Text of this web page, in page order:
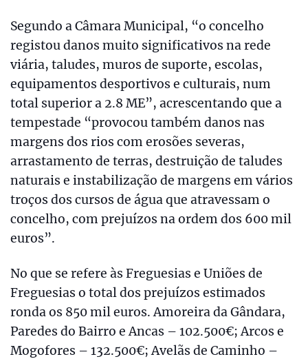
Segundo a Câmara Municipal, “o concelho
registou danos muito significativos na rede
viária, taludes, muros de suporte, escolas,
equipamentos desportivos e culturais, num
total superior a 2.8 ME”, acrescentando que a
tempestade “provocou também danos nas
margens dos rios com erosões severas,
arrastamento de terras, destruição de taludes
naturais e instabilização de margens em vários
troços dos cursos de água que atravessam o
concelho, com prejuízos na ordem dos 600 mil
euros”.
No que se refere às Freguesias e Uniões de
Freguesias o total dos prejuízos estimados
ronda os 850 mil euros. Amoreira da Gândara,
Paredes do Bairro e Ancas – 102.500€; Arcos e
Mogofores – 132.500€; Avelãs de Caminho –